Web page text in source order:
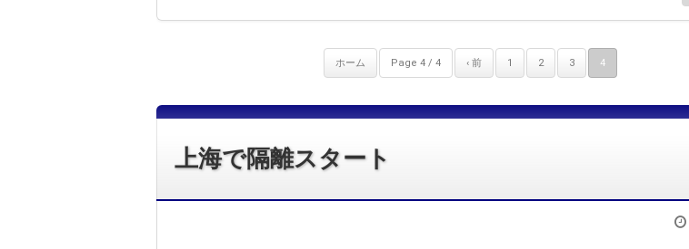
ホーム Page 4 / 4 ‹ 前 1 2 3 4
上海で隔離スタート